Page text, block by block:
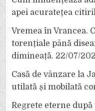
apei acuratețea
Vremea în Vrancea.
torențiale până
dimineață. 22/07/
Casă de vânzare la
utilată și mobilată
Regrete eterne